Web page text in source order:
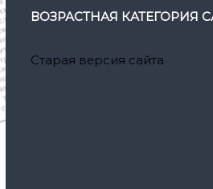
ВОЗРАСТНАЯ КАТЕГОРИЯ
Старая версия сайта